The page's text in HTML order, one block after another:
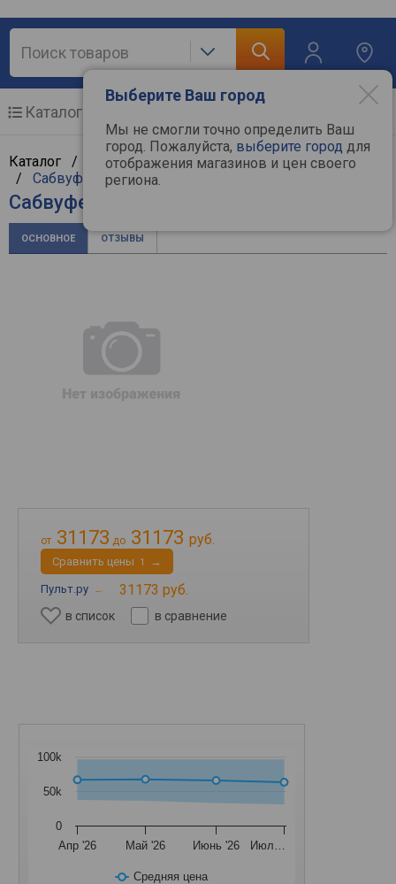
Выберите Ваш город
Мы не смогли точно определить Ваш
город. Пожалуйста, выберите город для
отображения магазинов и цен своего
региона.
Каталог
Каталог / Аудиотехника/Hi-Fi и Hi-End компоненты
/ Сабвуферы/Mackie
Сабвуфер Mackie CR8S-XBT
ОСНОВНОЕ ОТЗЫВЫ
от 31173 до 31173 руб.
Cравнить цены 1 →
Пульт.ру → 31173 руб.
в список в сравнение
Средняя цена
Апр '26 Май '26 Июнь '26 Июл…
0
50k
100k